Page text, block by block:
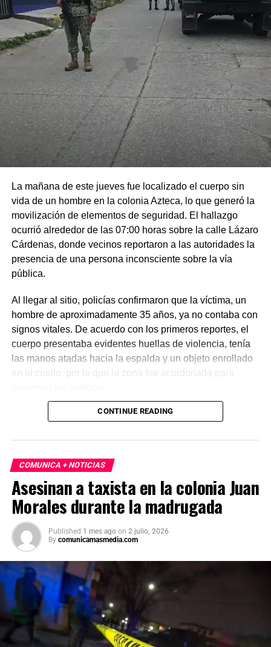
La mañana de este jueves fue localizado el cuerpo sin
vida de un hombre en la colonia Azteca, lo que generó la
movilización de elementos de seguridad. El hallazgo
ocurrió alrededor de las 07:00 horas sobre la calle Lázaro
Cárdenas, donde vecinos reportaron a las autoridades la
presencia de una persona inconsciente sobre la vía
pública.
Al llegar al sitio, policías confirmaron que la víctima, un
hombre de aproximadamente 35 años, ya no contaba con
signos vitales. De acuerdo con los primeros reportes, el
cuerpo presentaba evidentes huellas de violencia, tenía
las manos atadas hacia la espalda y un objeto enrollado
Las primeras investigaciones apuntan a que el hombre
madrugada. Personal de la Fiscalía y del Servicio Médico
Forense realizó el levantamiento del cuerpo e inició la
carpeta de investigación correspondiente para esclarecer
este homicidio.
CONTINUE READING
COMUNICA + NOTICIAS
Asesinan a taxista en la colonia Juan
Morales durante la madrugada
Published 1 mes ago on 2 julio, 2026
By comunicamasmedia.com